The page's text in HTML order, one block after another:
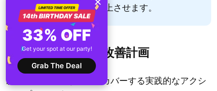
的なユーザー体験を向上させます。
アクセシビリティ改善計画
以下は最も重要な領域をカバーする実践的なアクシ
33% OFF
Get your spot at our party!
Grab The Deal